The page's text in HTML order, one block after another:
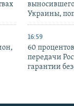
Украины,
16:59
60
передачи
гарантии